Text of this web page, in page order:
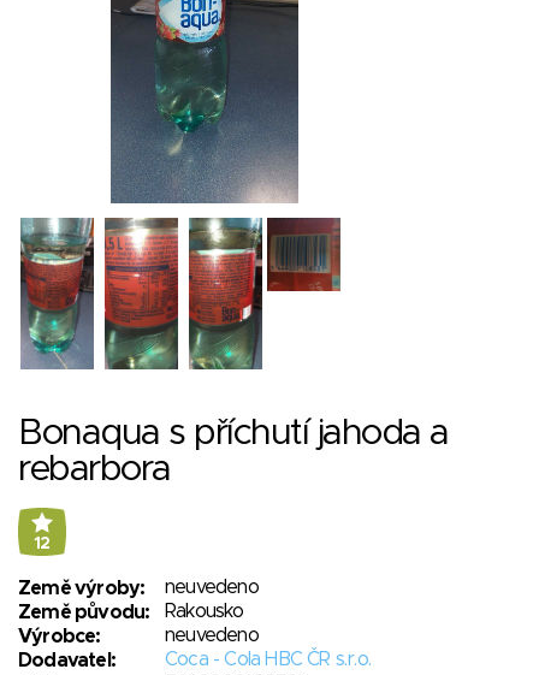
Bonaqua s příchutí jahoda a
rebarbora
12
Země výroby:
neuvedeno
Země původu:
Rakousko
Výrobce:
neuvedeno
Dodavatel:
Coca - Cola HBC ČR s.r.o.